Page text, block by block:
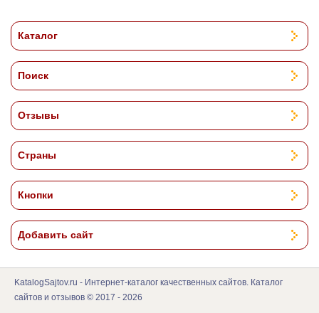
Каталог
Поиск
Отзывы
Страны
Кнопки
Добавить сайт
KatalogSajtov.ru - Интернет-каталог качественных сайтов. Каталог
сайтов и отзывов © 2017 - 2026